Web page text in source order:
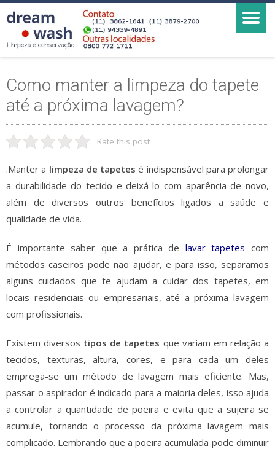
Como manter a limpeza do tapete
até a próxima lavagem?
Rate this post
.Manter a limpeza de tapetes é indispensável para prolongar
a durabilidade do tecido e deixá-lo com aparência de novo,
além de diversos outros benefícios ligados a saúde e
qualidade de vida.
É importante saber que a prática de lavar tapetes com
métodos caseiros pode não ajudar, e para isso, separamos
alguns cuidados que te ajudam a cuidar dos tapetes, em
locais residenciais ou empresariais, até a próxima lavagem
com profissionais.
Existem diversos tipos de tapetes que variam em relação a
tecidos, texturas, altura, cores, e para cada um deles
emprega-se um método de lavagem mais eficiente. Mas,
passar o aspirador é indicado para a maioria deles, isso ajuda
a controlar a quantidade de poeira e evita que a sujeira se
acumule, tornando o processo da próxima lavagem mais
complicado. Lembrando que a poeira acumulada pode diminuir